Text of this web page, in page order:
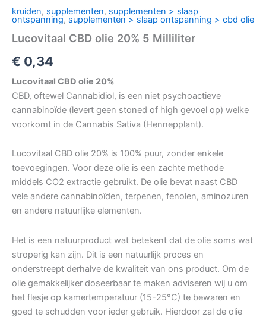
kruiden, supplementen, supplementen > slaap
ontspanning, supplementen > slaap ontspanning > cbd olie
Lucovitaal CBD olie 20% 5 Milliliter
€ 0,34
Lucovitaal CBD olie 20%
CBD, oftewel Cannabidiol, is een niet psychoactieve
cannabinoïde (levert geen stoned of high gevoel op) welke
voorkomt in de Cannabis Sativa (Hennepplant).
Lucovitaal CBD olie 20% is 100% puur, zonder enkele
toevoegingen. Voor deze olie is een zachte methode
middels CO2 extractie gebruikt. De olie bevat naast CBD
vele andere cannabinoïden, terpenen, fenolen, aminozuren
en andere natuurlijke elementen.
Het is een natuurproduct wat betekent dat de olie soms wat
stroperig kan zijn. Dit is een natuurlijk proces en
onderstreept derhalve de kwaliteit van ons product. Om de
olie gemakkelijker doseerbaar te maken adviseren wij u om
het flesje op kamertemperatuur (15-25°C) te bewaren en
goed te schudden voor ieder gebruik. Hierdoor zal de olie